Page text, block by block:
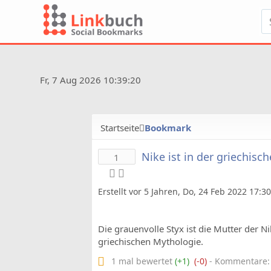
Fr, 7 Aug 2026 10:39:20
Startseite Bookmark
1 Nike ist in der
Erstellt vor 5 Jahren, Do, 24 Feb 2022
Die grauenvolle Styx ist die Mutter der
griechischen Mythologie.
1 mal bewertet (+1) (-0) -